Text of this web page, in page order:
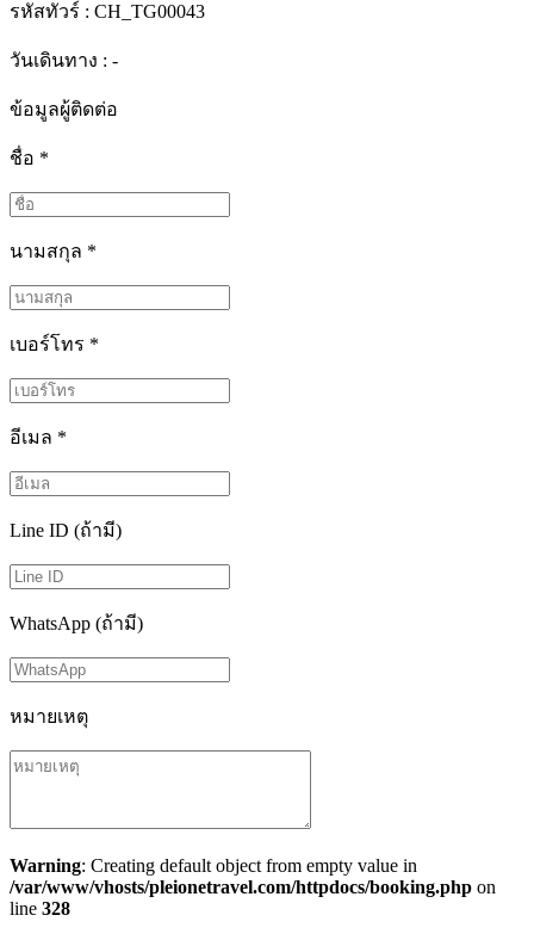
รหัสทัวร์ : CH_TG00043
วันเดินทาง : -
ข้อมูลผู้ติดต่อ
ชื่อ *
นามสกุล *
เบอร์โทร *
อีเมล *
Line ID (ถ้ามี)
WhatsApp (ถ้ามี)
หมายเหตุ
Warning: Creating default object from empty value in
/var/www/vhosts/pleionetravel.com/httpdocs/booking.php on
line 328